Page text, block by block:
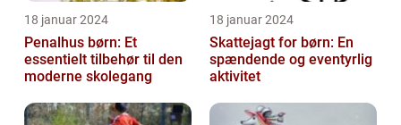
18 januar 2024
Penalhus børn: Et
essentielt tilbehør til den
moderne skolegang
18 januar 2024
Skattejagt for børn: En
spændende og eventyrlig
aktivitet